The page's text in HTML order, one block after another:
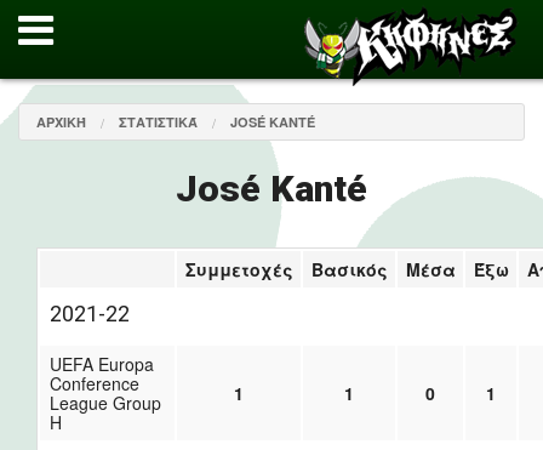
ΑΡΧΙΚΉ ΣΤΑΤΙΣΤΙΚΆ JOSÉ KANTÉ
José Kanté
Συμμετοχές Βασικός Μέσα Έξω
2021-22
UEFA Europa
Conference
League Group
H
1 1 0 1